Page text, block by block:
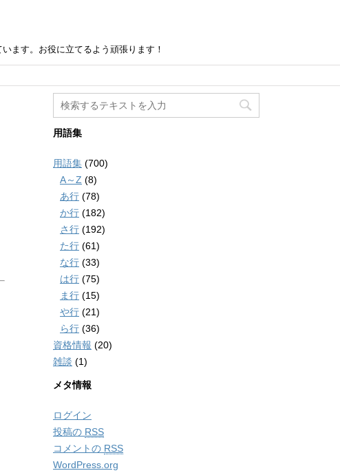
ます。お役に立てるよう頑張ります！
用語集
用語集 (700)
A～Z (8)
あ行 (78)
か行 (182)
さ行 (192)
た行 (61)
な行 (33)
は行 (75)
ま行 (15)
や行 (21)
ら行 (36)
資格情報 (20)
雑談 (1)
メタ情報
ログイン
投稿の RSS
コメントの RSS
WordPress.org